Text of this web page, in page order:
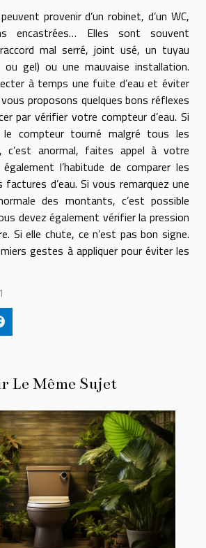
Le Même Sujet
provenir d’un robinet, d’un WC,
encastrées… Elles sont souvent
mal serré, joint usé, un tuyau
gel) ou une mauvaise installation.
à temps une fuite d’eau et éviter
proposons quelques bons réflexes
par vérifier votre compteur d’eau. Si
compteur tourné malgré tous les
c’est anormal, faites appel à votre
l’habitude de comparer les
d’eau. Si vous remarquez une
des montants, c’est possible
devez également vérifier la pression
Si elle chute, ce n’est pas bon signe.
gestes à appliquer pour éviter les